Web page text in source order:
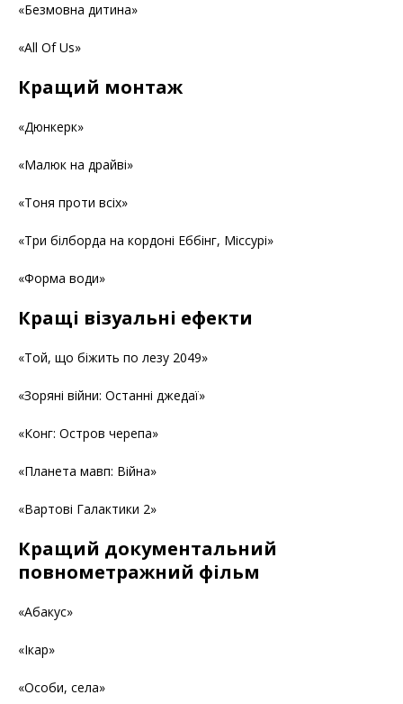
«Безмовна дитина»
«All Of Us»
Кращий монтаж
«Дюнкерк»
«Малюк на драйві»
«Тоня проти всіх»
«Три білборда на кордоні Еббінг, Міссурі»
«Форма води»
Кращі візуальні ефекти
«Той, що біжить по лезу 2049»
«Зоряні війни: Останні джедаї»
«Конг: Остров черепа»
«Планета мавп: Війна»
«Вартові Галактики 2»
Кращий документальний
повнометражний фільм
«Абакус»
«Ікар»
«Особи, села»